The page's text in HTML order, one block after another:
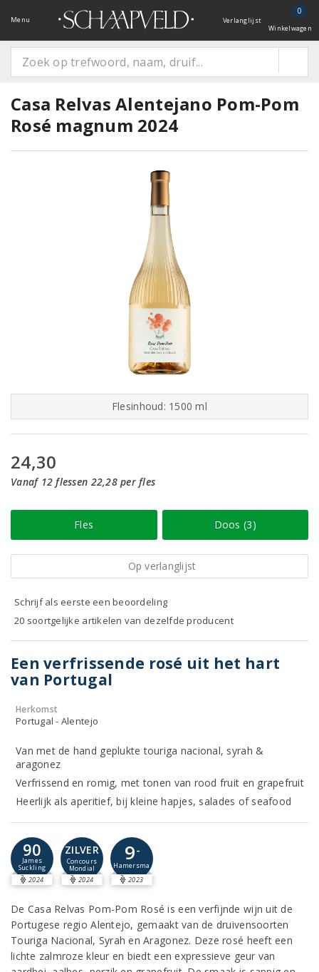
Menu Verlanglijst
0
Winkelwagen
Casa Relvas Alentejano Pom-Pom
Rosé magnum 2024
Flesinhoud: 1500 ml
24,30
Vanaf 12 flessen 22,28 per fles
Fles Doos (3)
Op verlanglijst
Schrijf als eerste een beoordeling
20 soortgelijke artikelen van dezelfde producent
Een verfrissende rosé uit het hart
van Portugal
Herkomst
Portugal - Alentejo
Van met de hand geplukte touriga nacional, syrah &
aragonez
Verfrissend en romig, met tonen van rood fruit en grapefruit
Heerlijk als aperitief, bij kleine hapjes, salades of seafood
90
James
Suckling
2024
ZILVER
Concours
Mondial
2024
9-
Hamersma
2023
De Casa Relvas Pom-Pom Rosé is een verfijnde wijn uit de
Portugese regio Alentejo, gemaakt van de druivensoorten
Touriga Nacional, Syrah en Aragonez. Deze rosé heeft een
lichte zalmroze kleur en biedt een expressieve geur van